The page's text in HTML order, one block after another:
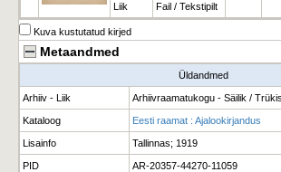
Liik Fail / Tekstipilt
Kuva kustutatud kirjed
Metaandmed
Üldandmed
Arhiiv - Liik Arhiivraamatukogu - Säilik / Trükis
Kataloog Eesti raamat : Ajalookirjandus
Lisainfo Tallinnas; 1919
PID AR-20357-44270-11059